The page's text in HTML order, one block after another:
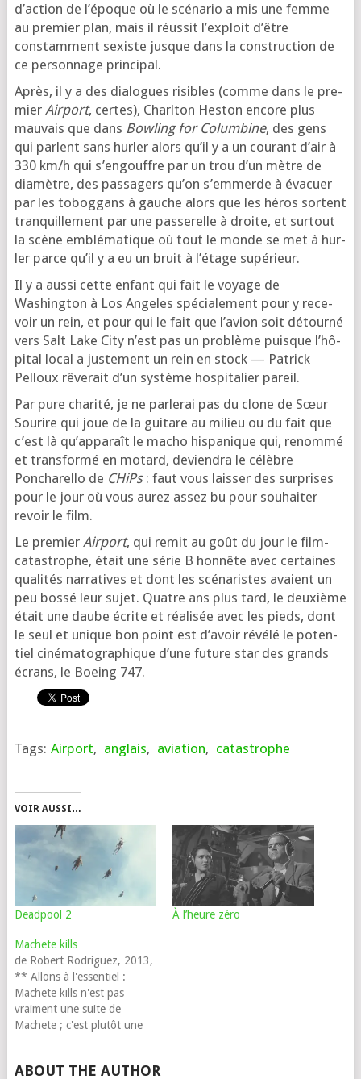
d’ac­tion de l’é­poque où le scé­na­rio a mis une femme
au pre­mier plan, mais il réus­sit l’ex­ploit d’être
constam­ment sexiste jusque dans la construc­tion de
ce per­son­nage principal.
Après, il y a des dia­logues risibles (comme dans le pre­
mier Airport, certes), Charlton Heston encore plus
mau­vais que dans Bowling for Columbine, des gens
qui parlent sans hur­ler alors qu’il y a un cou­rant d’air à
330 km/h qui s’en­gouffre par un trou d’un mètre de
dia­mètre, des pas­sa­gers qu’on s’emmerde à éva­cuer
par les tobog­gans à gauche alors que les héros sortent
tran­quille­ment par une pas­se­relle à droite, et sur­tout
la scène emblé­ma­tique où tout le monde se met à hur­
ler parce qu’il y a eu un bruit à l’é­tage supérieur.
Il y a aus­si cette enfant qui fait le voyage de
Washington à Los Angeles spé­cia­le­ment pour y rece­
voir un rein, et pour qui le fait que l’a­vion soit détour­né
vers Salt Lake City n’est pas un pro­blème puisque l’hô­
pi­tal local a jus­te­ment un rein en stock — Patrick
Pelloux rêve­rait d’un sys­tème hos­pi­ta­lier pareil.
Par pure cha­ri­té, je ne par­le­rai pas du clone de Sœur
Sourire qui joue de la gui­tare au milieu ou du fait que
c’est là qu’ap­pa­raît le macho his­pa­nique qui, renom­mé
et trans­for­mé en motard, devien­dra le célèbre
Poncharello de CHiPs: faut vous lais­ser des sur­prises
pour le jour où vous aurez assez bu pour sou­hai­ter
revoir le film.
Le pre­mier Airport, qui remit au goût du jour le film-
catas­trophe, était une série B hon­nête avec cer­taines
qua­li­tés nar­ra­tives et dont les scé­na­ristes avaient un
peu bos­sé leur sujet. Quatre ans plus tard, le deuxième
était une daube écrite et réa­li­sée avec les pieds, dont
le seul et unique bon point est d’a­voir révé­lé le poten­
tiel ciné­ma­to­gra­phique d’une future star des grands
écrans, le Boeing 747.
Tags: Airport, anglais, aviation, catastrophe
VOIR AUSSI…
Deadpool 2 À l’heure zéro
Machete kills
de Robert Rodriguez, 2013,
** Allons à l'essentiel :
Machete kills n'est pas
vraiment une suite de
Machete ; c'est plutôt une
largement une parodie (de
ABOUT THE AUTHOR